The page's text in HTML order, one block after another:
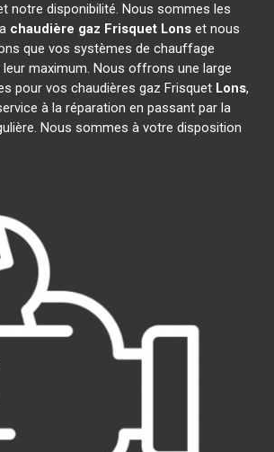
notre disponibilité. Nous sommes les
chaudière gaz Frisquet Lons et nous
que vos systèmes de chauffage
maximum. Nous offrons une large
pour vos chaudières gaz Frisquet Lons,
à la réparation en passant par la
Nous sommes à votre disposition